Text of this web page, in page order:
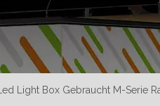
Light Box Gebraucht M-Serie